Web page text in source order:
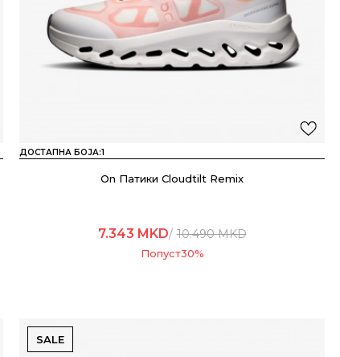
ДОСТАПНА БОЈА:1
On Патики Cloudtilt Remix
7.343 MKD 10.490MKD
Попуст30%
SALE